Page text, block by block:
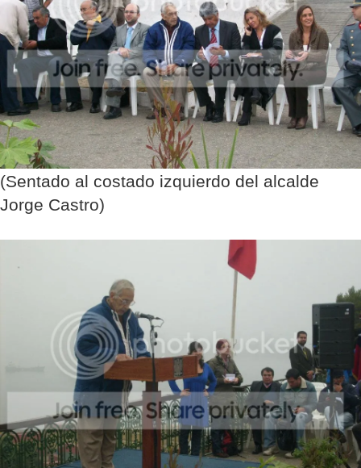
(Sentado al costado izquierdo del alcalde
Jorge Castro)